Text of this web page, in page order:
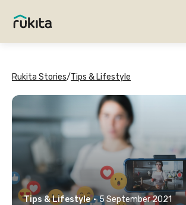
Rukita Stories/Tips & Lifestyle
Tips & Lifestyle · 5 September 2021